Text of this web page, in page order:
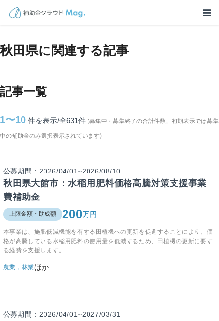
TOP > 補助金・助成金詳細>秋田県に関連する記事
秋田県に関連する記事
記事一覧
1〜10 件を表示/全631件 (募集中・募集終了の合計件数。初期表示では募集
中の補助金のみ選択表示されています)
公募期間：2026/04/01~2026/08/10
秋田県大館市：水稲用肥料価格高騰対策支援事業
費補助金
上限金額・助成額 200万円
本事業は、施肥低減機能を有する田植機への更新を促進することにより、価
格が高騰している水稲用肥料の使用量を低減するため、田植機の更新に要す
る経費を支援します。
農業，林業ほか
公募期間：2026/04/01~2027/03/31